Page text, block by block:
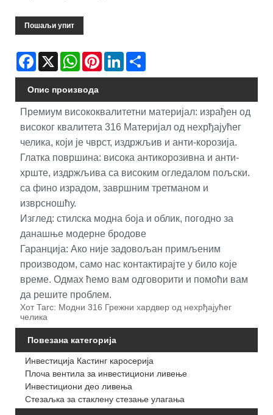
Пошаљи упит
Facebook
X WhatsAppPinterestLinkedIn
Опис производа
Премиум висококвалитетни материјал: израђен од
високог квалитета 316 Материјал од нехрђајућег
челика, који је чврст, издржљив и анти-корозија.
Глатка површина: висока антикорозивна и анти-
хрште, издржљива са високим огледалом пољски.
са фино израдом, завршним третманом и
изврсношћу.
Изглед: стилска модна боја и облик, погодно за
данашње модерне бродове
Гаранција: Ако није задовољан примљеним
производом, само нас контактирајте у било које
време. Одмах ћемо вам одговорити и помоћи вам
да решите проблем.
Хот Тагс: Модни 316 Грежни хардвер од нехрђајућег
челика
Повезана категорија
Инвестиција Кастинг каросерија
Плоча вентила за инвестициони ливење
Инвестициони део ливења
Стезаљка за стаклену стезање улагања